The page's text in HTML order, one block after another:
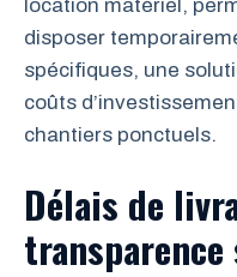
location matériel,
disposer
spécifiques, une
coûts
chantiers ponctuels.
Délais de